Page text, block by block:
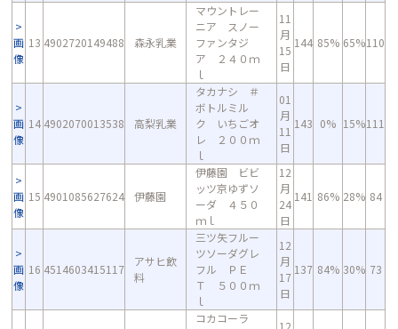
画
像
13 4902720149488 森永乳業
マウントレー
ニア スノー
ファンタジ
ア ２４０ｍ
ｌ
11
月
15
日
144 85% 65%110
画
像
14 4902070013538 高梨乳業
タカナシ ＃
ボトルミル
ク いちごオ
レ ２００ｍ
ｌ
01
月
11
日
143 0% 15%111
画
像
15 4901085627624 伊藤園
伊藤園 ビビ
ッツ京ゆずソ
ーダ ４５０
ｍｌ
12
月
24
日
141 86% 28% 84
画
像
16 4514603415117
アサヒ飲
料
三ツ矢フルー
ツソーダグレ
フル ＰＥ
Ｔ ５００ｍ
ｌ
12
月
17
日
137 84% 30% 73
コカコーラ
12